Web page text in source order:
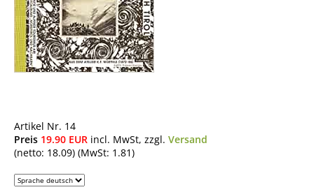
Artikel Nr. 14
Preis 19.90 EUR incl. MwSt, zzgl. Versand
(netto: 18.09) (MwSt: 1.81)